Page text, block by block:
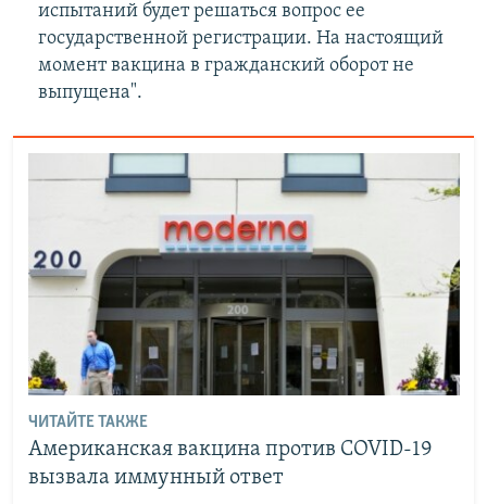
испытаний будет решаться вопрос ее
государственной регистрации. На настоящий
момент вакцина в гражданский оборот не
выпущена".
ЧИТАЙТЕ ТАКЖЕ
Американская вакцина против COVID-19
вызвала иммунный ответ